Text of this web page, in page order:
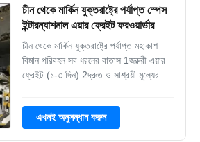
চীন থেকে মার্কিন যুক্তরাষ্ট্রে পর্যাপ্ত স্পেস
ইন্টারন্যাশনাল এয়ার ফ্রেইট ফরওয়ার্ডার
চীন থেকে মার্কিন যুক্তরাষ্ট্রে পর্যাপ্ত মহাকাশ
বিমান পরিবহন সব ধরনের বাতাস 1জরুরী এয়ার
ফ্রেইট (১-৩ দিন) 2দ্রুত ও সাশ্রয়ী মূল্যের
ফ্রেইট (১০+ দিন) 4বিমানবন্দর থেকে
বিমানবন্দরে, দরজা থেকে বিমানবন্দরে 5. ট্র্যাকিং
এখনই অনুসন্ধান করুন